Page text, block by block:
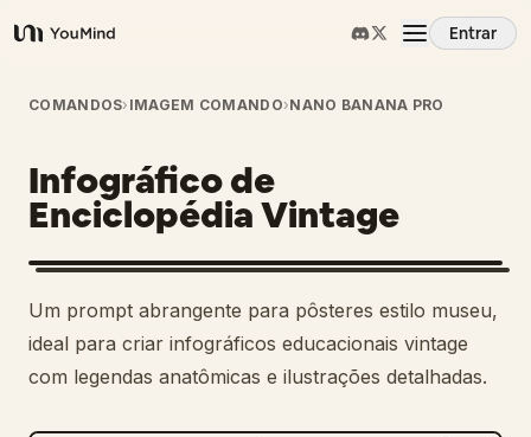
YouMind
Entrar
Visão Geral
Casos de Uso
Habilidades
Prompts
COMANDOS› IMAGEM COMANDO›NANO BANANA PRO
Infográfico de
Enciclopédia Vintage
Um prompt abrangente para pôsteres estilo museu,
ideal para criar infográficos educacionais vintage
com legendas anatômicas e ilustrações detalhadas.